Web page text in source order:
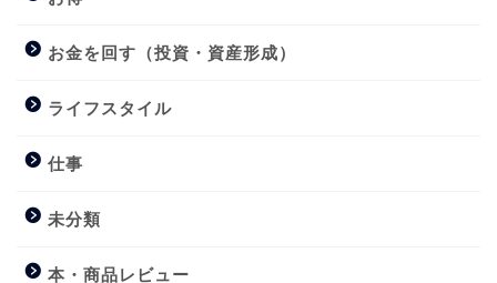
お金を回す（投資・資産形成）
ライフスタイル
仕事
未分類
本・商品レビュー